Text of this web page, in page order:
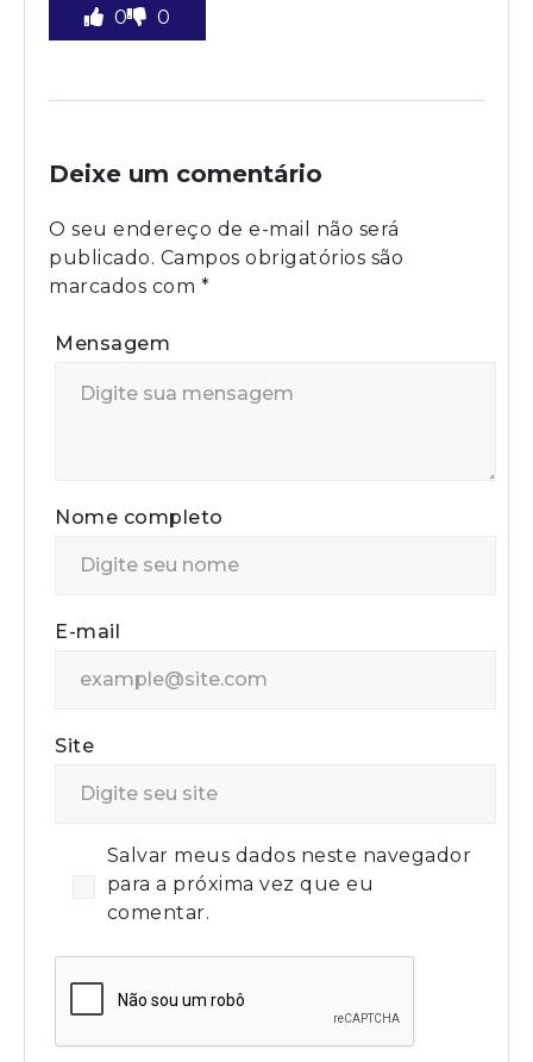
0 0
Deixe um comentário
O seu endereço de e-mail não será
publicado. Campos obrigatórios são
marcados com *
Mensagem
Nome completo
E-mail
Site
Salvar meus dados neste navegador
para a próxima vez que eu
comentar.